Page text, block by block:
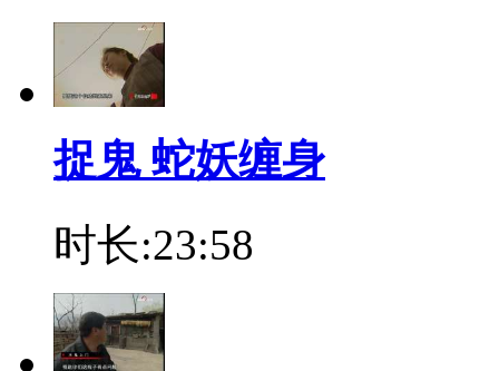
捉鬼 蛇妖缠身
时长:23:58